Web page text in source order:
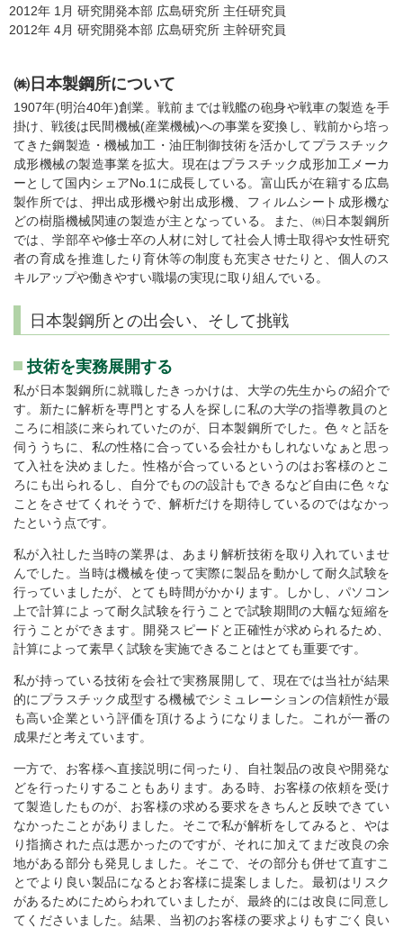
2012年 1月 研究開発本部 広島研究所 主任研究員
2012年 4月 研究開発本部 広島研究所 主幹研究員
㈱日本製鋼所について
1907年(明治40年)創業。戦前までは戦艦の砲身や戦車の製造を手
掛け、戦後は民間機械(産業機械)への事業を変換し、戦前から培っ
てきた鋼製造・機械加工・油圧制御技術を活かしてプラスチック
成形機械の製造事業を拡大。現在はプラスチック成形加工メーカ
ーとして国内シェアNo.1に成長している。富山氏が在籍する広島
製作所では、押出成形機や射出成形機、フィルムシート成形機な
どの樹脂機械関連の製造が主となっている。また、㈱日本製鋼所
では、学部卒や修士卒の人材に対して社会人博士取得や女性研究
者の育成を推進したり育休等の制度も充実させたりと、個人のス
キルアップや働きやすい職場の実現に取り組んでいる。
日本製鋼所との出会い、そして挑戦
技術を実務展開する
私が日本製鋼所に就職したきっかけは、大学の先生からの紹介で
す。新たに解析を専門とする人を探しに私の大学の指導教員のと
ころに相談に来られていたのが、日本製鋼所でした。色々と話を
伺ううちに、私の性格に合っている会社かもしれないなぁと思っ
て入社を決めました。性格が合っているというのはお客様のとこ
ろにも出られるし、自分でものの設計もできるなど自由に色々な
ことをさせてくれそうで、解析だけを期待しているのではなかっ
たという点です。
私が入社した当時の業界は、あまり解析技術を取り入れていませ
んでした。当時は機械を使って実際に製品を動かして耐久試験を
行っていましたが、とても時間がかかります。しかし、パソコン
上で計算によって耐久試験を行うことで試験期間の大幅な短縮を
行うことができます。開発スピードと正確性が求められるため、
計算によって素早く試験を実施できることはとても重要です。
私が持っている技術を会社で実務展開して、現在では当社が結果
的にプラスチック成型する機械でシミュレーションの信頼性が最
も高い企業という評価を頂けるようになりました。これが一番の
成果だと考えています。
一方で、お客様へ直接説明に伺ったり、自社製品の改良や開発な
どを行ったりすることもあります。ある時、お客様の依頼を受け
て製造したものが、お客様の求める要求をきちんと反映できてい
なかったことがありました。そこで私が解析をしてみると、やは
り指摘された点は悪かったのですが、それに加えてまだ改良の余
地がある部分も発見しました。そこで、その部分も併せて直すこ
とでより良い製品になるとお客様に提案しました。最初はリスク
があるためにためらわれていましたが、最終的には改良に同意し
てくださいました。結果、当初のお客様の要求よりもすごく良い